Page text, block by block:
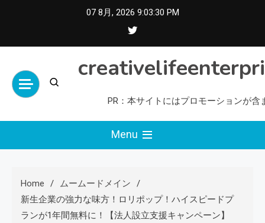
07 8月, 2026 9:03:31 PM
PR：本サイトにはプロモーションが含
Menu
Home
ムームードメイン
新生企業の強力な味方！ロリポップ！ハイスピードプ
ランが1年間無料に！【法人設立支援キャンペーン】